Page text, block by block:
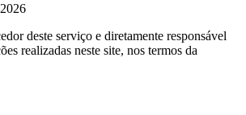
deste serviço e diretamente responsável
realizadas neste site, nos termos da